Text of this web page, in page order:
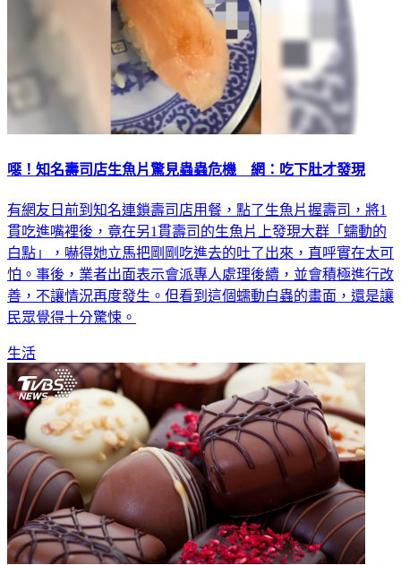
噁！知名壽司店生魚片驚見蟲蟲危機 網：吃下肚才發現
有網友日前到知名連鎖壽司店用餐，點了生魚片握壽司，將1
貫吃進嘴裡後，竟在另1貫壽司的生魚片上發現大群「蠕動的
白點」，嚇得她立馬把剛剛吃進去的吐了出來，直呼實在太可
怕。事後，業者出面表示會派專人處理後續，並會積極進行改
善，不讓情況再度發生。但看到這個蠕動白蟲的畫面，還是讓
民眾覺得十分驚悚。
生活